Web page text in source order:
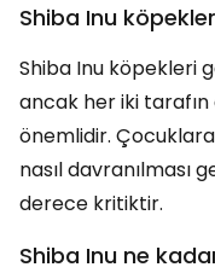
Shiba Inu
Shiba Inu köpekleri
ancak her iki tarafın
önemlidir.
nasıl davranılması
derece kritiktir.
Shiba Inu ne